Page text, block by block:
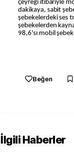
çeyreği itibariyle
dakikaya, sabit
şebekelerdeki ses
şebekelerden
98,6'sı mobil
Beğen
İlgili Haberler